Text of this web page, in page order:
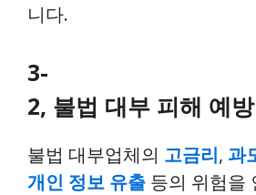
니다.
3-
2, 불법 대부 피해 예방
불법 대부업체의 고금리, 과
개인 정보 유출 등의 위험을